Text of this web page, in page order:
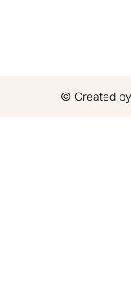
© Created